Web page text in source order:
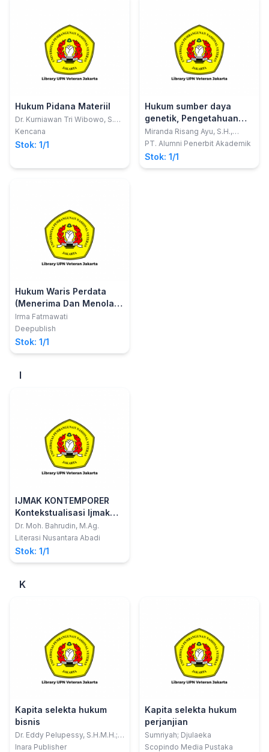
Hukum Pidana Materiil
Dr. Kurniawan Tri Wibowo, S.H.,
M.H., CPL., CCD., CTA.; Warih
Kencana
Stok: 1/1
Hukum sumber daya
genetik, Pengetahuan
tradisional dan ekspresi
budaya tradisional di
Indonesia
Miranda Risang Ayu, S.H.,
LL.M., Ph.D.; Harry Alexander,
Puspitasari, S.H.
PT. Alumni Penerbit Akademik
Stok: 1/1
Hukum Waris Perdata
(Menerima Dan Menolak
Warisan Oleh Ahli Waris
Serta Akibatnya)
Irma Fatmawati
Deepublish
Stok: 1/1
I
IJMAK KONTEMPORER
Kontekstualisasi Ijmak
Dalam Legislasi Hukum
Islam Di Indonesia
Dr. Moh. Bahrudin, M.Ag.
Literasi Nusantara Abadi
Stok: 1/1
K
Kapita selekta hukum
bisnis
Dr. Eddy Pelupessy, S.H.M.H.;
dkk
Inara Publisher
Kapita selekta hukum
perjanjian
Sumriyah; Djulaeka
Scopindo Media Pustaka